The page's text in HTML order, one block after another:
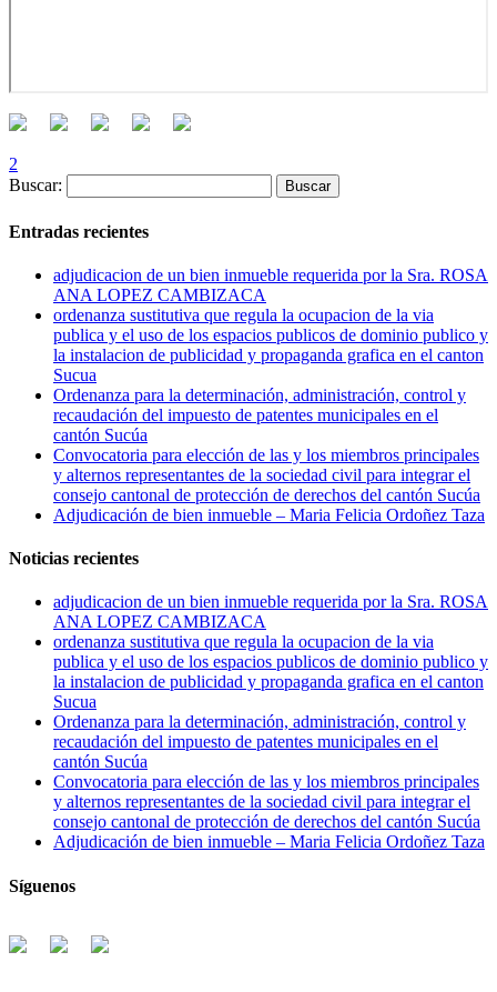
2
Buscar:
Entradas recientes
adjudicacion de un bien inmueble requerida por la Sra. ROSA
ANA LOPEZ CAMBIZACA
ordenanza sustitutiva que regula la ocupacion de la via
publica y el uso de los espacios publicos de dominio publico y
la instalacion de publicidad y propaganda grafica en el canton
Sucua
Ordenanza para la determinación, administración, control y
recaudación del impuesto de patentes municipales en el
cantón Sucúa
Convocatoria para elección de las y los miembros principales
y alternos representantes de la sociedad civil para integrar el
consejo cantonal de protección de derechos del cantón Sucúa
Adjudicación de bien inmueble – Maria Felicia Ordoñez Taza
Noticias recientes
adjudicacion de un bien inmueble requerida por la Sra. ROSA
ANA LOPEZ CAMBIZACA
ordenanza sustitutiva que regula la ocupacion de la via
publica y el uso de los espacios publicos de dominio publico y
la instalacion de publicidad y propaganda grafica en el canton
Sucua
Ordenanza para la determinación, administración, control y
recaudación del impuesto de patentes municipales en el
cantón Sucúa
Convocatoria para elección de las y los miembros principales
y alternos representantes de la sociedad civil para integrar el
consejo cantonal de protección de derechos del cantón Sucúa
Adjudicación de bien inmueble – Maria Felicia Ordoñez Taza
Síguenos